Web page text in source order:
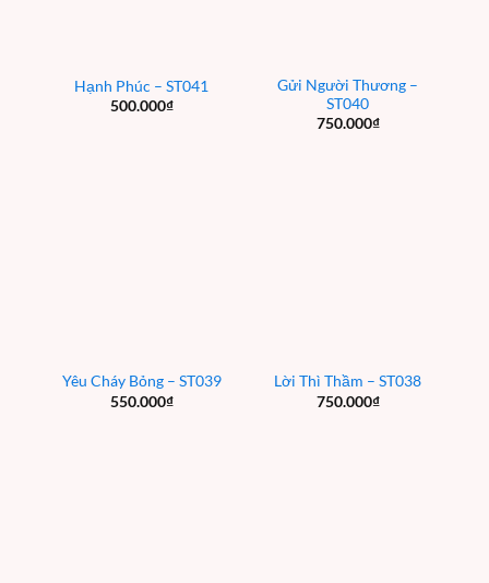
Hạnh Phúc – ST041
500.000₫
Gửi Người Thương –
ST040
750.000₫
Yêu Cháy Bỏng – ST039
550.000₫
Lời Thì Thầm – ST038
750.000₫